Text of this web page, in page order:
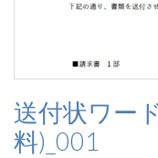
送付状ワー
料)_001